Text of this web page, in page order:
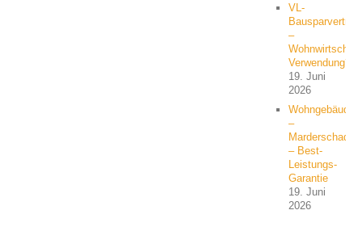
VL-
Bausparvertrag
–
Verwendung?
19. Juni
2026
Wohngebäude
–
Marderschaden
– Best-
Leistungs-
Garantie
19. Juni
2026